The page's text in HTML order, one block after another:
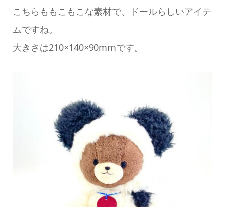
こちらももこもこな素材で、ドールらしいアイテ
ムですね。
大きさは210×140×90mmです。